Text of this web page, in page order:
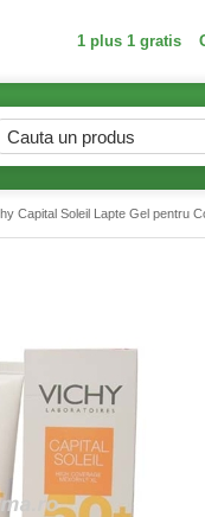
1 plus 1 gratis
Capital Soleil Lapte Gel pentru